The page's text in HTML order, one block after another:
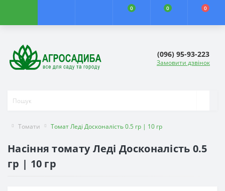
0 0 0
(096) 95-93-223
Замовити дзвінок
Томати Томат Леді Досконалість 0.5 гр | 10 гр
Насіння томату Леді Досконалість 0.5
гр | 10 гр